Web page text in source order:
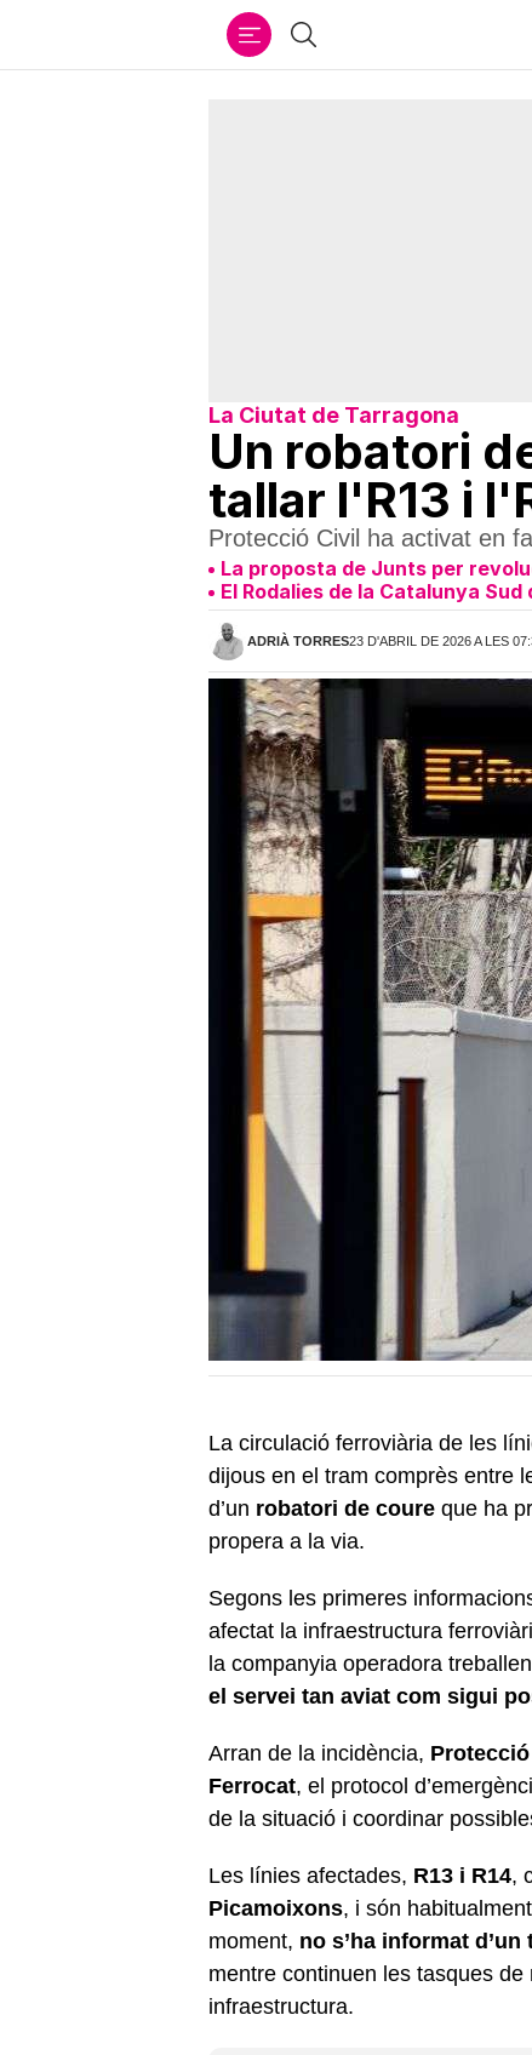
Cercar
La Ciutat de Tarragona
Un robatori
tallar l'R13 i
Protecció Civil ha activat en
La proposta de Junts per
El Rodalies de la Catalunya
ADRIÀ TORRES23 D'ABRIL DE 2026 A LES
La circulació ferroviària de les
dijous en el tram comprès entre
d’un robatori de coure que ha
propera a la via.
Segons les primeres
afectat la infraestructura
la companyia operadora
el servei tan aviat com sigui
Arran de la incidència,
Ferrocat, el protocol
de la situació i coordinar
Les línies afectades, R13 i R14,
Picamoixons, i són
moment, no s’ha informat
mentre continuen les tasques
infraestructura.